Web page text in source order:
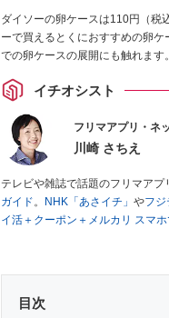
ダイソーの卵ケースは110円（税
ーで買えるとくにおすすめの卵
での卵ケースの展開にも触れます。
イチオシスト
フリマアプリ・ネ
川崎 さちえ
テレビや雑誌で話題のフリマアプ
ガイド。 NHK「あさイチ」 やフジ
イ活＋クーポン＋メルカリ スマ
■経歴：2003年、夫が子育てを
いた時間でできるオークション
を生活の一部に取り入れるべく
目次